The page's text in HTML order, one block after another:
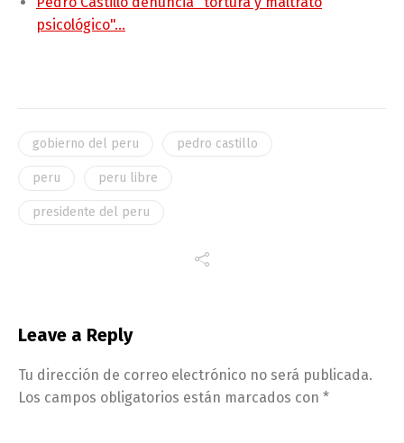
psicológico"…
gobierno del peru pedro castillo
peru peru libre
presidente del peru
Leave a Reply
Tu dirección de correo electrónico no será publicada.
Los campos obligatorios están marcados con *